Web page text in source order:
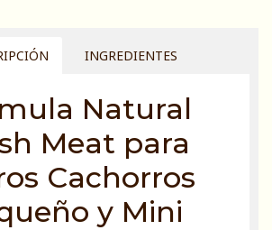
INGREDIENTES
Natural
Meat para
Cachorros
y Mini